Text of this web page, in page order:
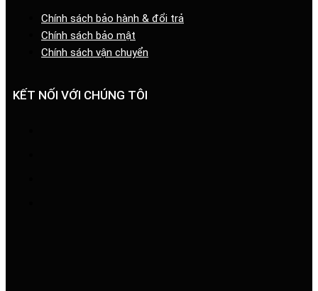
Chính sách bảo hành & đổi trả
Chính sách bảo mật
Chính sách vận chuyển
KẾT NỐI VỚI CHÚNG TÔI